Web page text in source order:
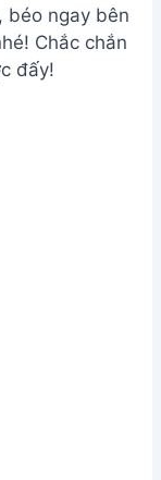
béo ngay bên
Chắc chắn
đấy!